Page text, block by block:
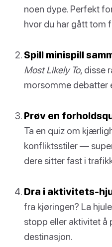
noen dype. Perfekt
hvor du har gått tom
Spill minispill
Most Likely To, disse
morsomme debatter
Prøv en
Ta en quiz om
konfliktsstiler —
dere sitter fast i
Dra i aktivitets-
fra kjøringen? La
stopp eller aktivitet å
destinasjon.